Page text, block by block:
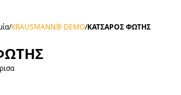
/KRAUSMANN® DEMO/ΚΑΤΣΑΡΟΣ ΦΩΤΗΣ